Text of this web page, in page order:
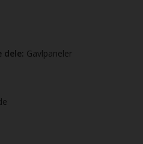
Gavlpaneler